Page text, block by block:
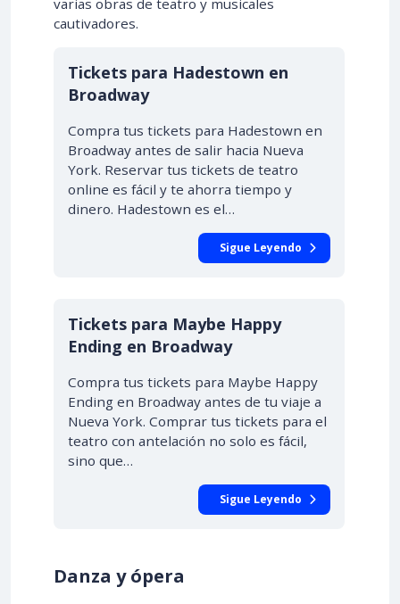
varias obras de teatro y musicales
cautivadores.
Tickets para Hadestown en
Broadway
Compra tus tickets para Hadestown en
Broadway antes de salir hacia Nueva
York. Reservar tus tickets de teatro
online es fácil y te ahorra tiempo y
dinero. Hadestown es el…
Sigue Leyendo
Tickets para Maybe Happy
Ending en Broadway
Compra tus tickets para Maybe Happy
Ending en Broadway antes de tu viaje a
Nueva York. Comprar tus tickets para el
teatro con antelación no solo es fácil,
sino que…
Sigue Leyendo
Danza y ópera